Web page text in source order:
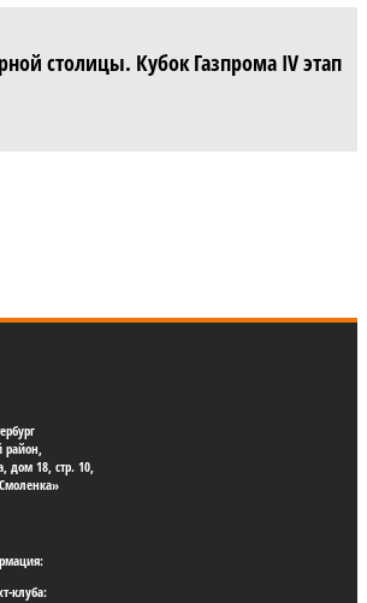
столицы. Кубок Газпрома IV этап
район,
дом 18, стр. 10,
клуба: